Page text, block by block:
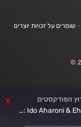
X
Episode #51: Ido Aharoni & Ehud Gazit: Applied Nano-Technology
- שומרים על זכויות יוצרים